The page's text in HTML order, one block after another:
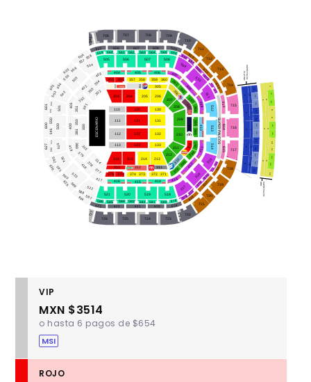
300
400
500
600
627
601
603
604
605
705
606
706 707 708
709
710
711
712
713
714
715
716
717
718
719
720
721
722
723
724
725
726
727
607 608 609
610
611
612
613
602
550
551
552
501
502
553
554
503
555
556
504
557
558 505
559 560 561 562 563 564 565 566
506 507 508
509
567
568
510
569
570
511
571
572
512
513 614
615
SUPER PALCOS
514
515 573
616
574
516
576
577
618
578
579
619
580
581
620
621
622
623
582
575
617
517
518
519
520
583
584
585
586
521
522
587
624
588
523
589
625
590
524
591
626
592
525
593
594
595
401
402
404 405 406 407
408
409
403
350
351
352
353
354 355 356 357 358 359
305
360 361
362
363
364
365
410
411
412
366
367
368
369
370
413
371
372
414
415
416
417
373
374
375
376
377
378
418
379
380
419
381
301
302
303
306
307
308
309
310
311
312
313
314
315
304
SUPER PALCO
PLATINO
SUPER PALCO
ORO
2 7
10
11
7
7VL
8VL
10
11
12
8
12
13
14
15
16
16VL
5
ESCENARIO
203
110
111
112
113
120
121
122
123
130
131
132
133
204 206
205
207
208
209
210
211
212
213
214
215
216
VIP
MXN $3514
o hasta 6 pagos de $654
MSI
ROJO